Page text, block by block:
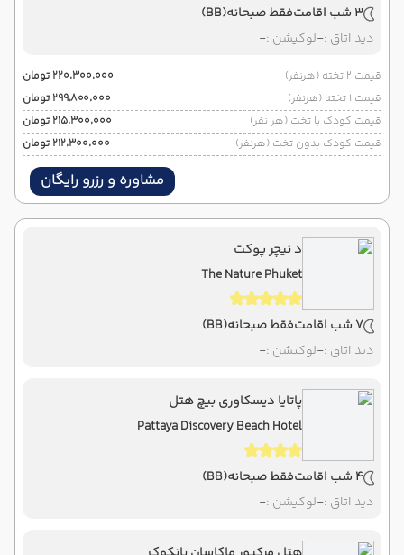
3 شب اقامت فقط صبحانه(BB)
دید اتاق :-لوکیشن :-
قیمت 2 تخته (هرنفر)
۲۲۰٬۳۰۰٬۰۰۰ تومان
قیمت 1 تخته (هرنفر)
۲۹۹٬۸۰۰٬۰۰۰ تومان
قیمت کودک با تخت (هر نفر)
۲۱۵٬۳۰۰٬۰۰۰ تومان
قیمت کودک بدون تخت (هرنفر)
۲۱۲٬۳۰۰٬۰۰۰ تومان
مشاوره و رزرو رایگان
د نیچر پوکت
The Nature Phuket
7 شب اقامت فقط صبحانه(BB)
دید اتاق :-لوکیشن :-
پاتایا دیسکاوری بیچ هتل
Pattaya Discovery Beach Hotel
4 شب اقامت فقط صبحانه(BB)
دید اتاق :-لوکیشن :-